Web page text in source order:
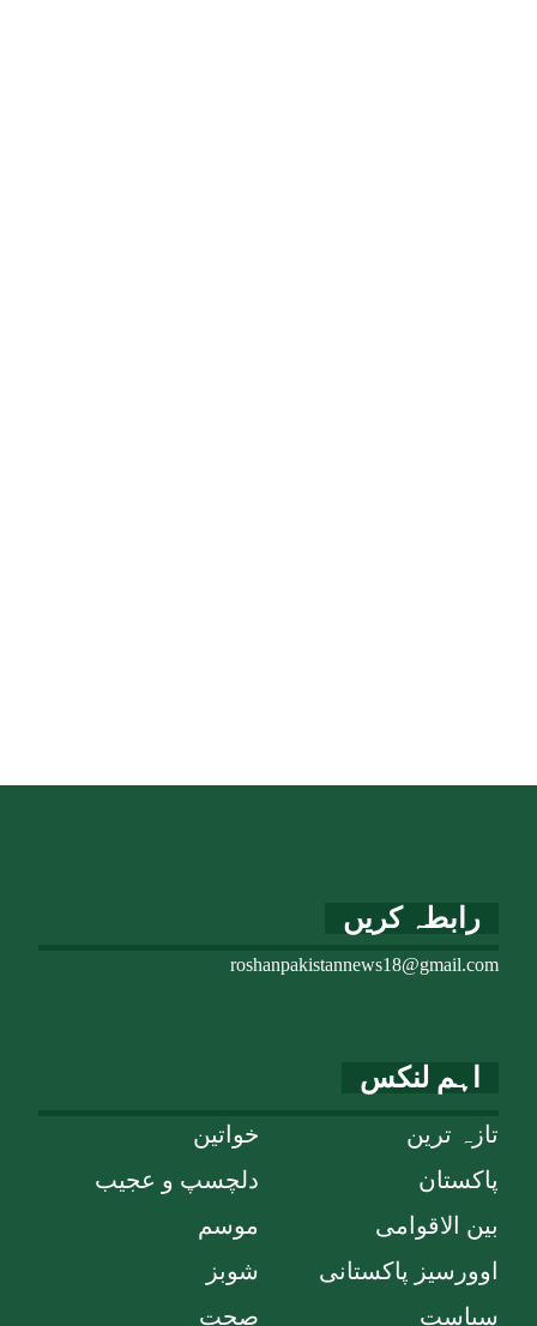
اہم لنکس
خواتین
دلچسپ و عجیب
موسم
شوبز
صحت
تازہ ترین
پاکستان
بین الاقوامی
اوورسیز پاکستانی
سیاست
رابطہ کریں
roshanpakistannews18@gmail.com